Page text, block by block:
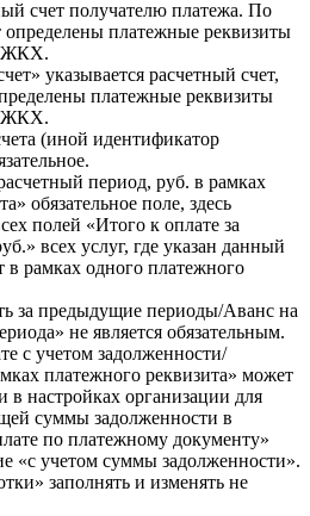
счет получателю платежа. По
платежные реквизиты
ЖКХ.
указывается расчетный счет,
платежные реквизиты
ЖКХ.
(иной идентификатор
период, руб. в рамках
обязательное поле, здесь
полей «Итого к оплате за
всех услуг, где указан данный
в рамках одного платежного
за предыдущие периоды/Аванс на
не является обязательным.
с учетом задолженности/
платежного реквизита» может
в настройках организации для
суммы задолженности в
по платежному документу»
«с учетом суммы задолженности».
заполнять и изменять не